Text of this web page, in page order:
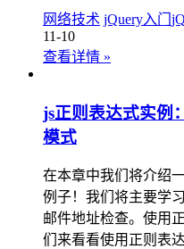
网络技术 jQuery入门
11-10
查看详情 »
js正则表达式实例
模式
在本章中我们将介绍
例子！我们将主要学
邮件地址检查。使用
们来看看使用正则表